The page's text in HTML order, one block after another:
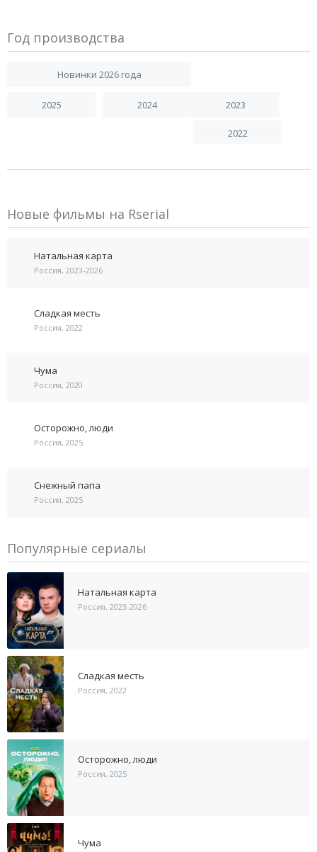
Год производства
Новинки 2026 года
2025 2024 2023
2022
Новые фильмы на Rserial
Натальная карта
Россия, 2023-2026
Сладкая месть
Россия, 2022
Чума
Россия, 2020
Осторожно, люди
Россия, 2025
Снежный папа
Россия, 2025
Популярные сериалы
Натальная карта
Россия, 2023-2026
Сладкая месть
Россия, 2022
Осторожно, люди
Россия, 2025
Чума